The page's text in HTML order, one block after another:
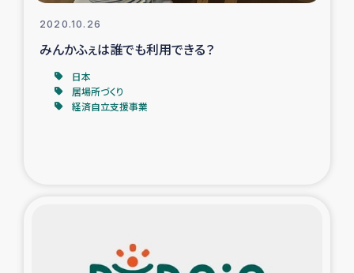
2020.10.26
みんかふぇは誰でも利用できる？
日本
居場所づくり
経済自立支援事業